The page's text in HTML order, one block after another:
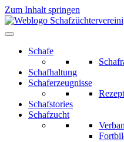
Zum Inhalt springen
Schafe
Schafhaltung
Schaferzeugnisse
Schafstories
Schafzucht